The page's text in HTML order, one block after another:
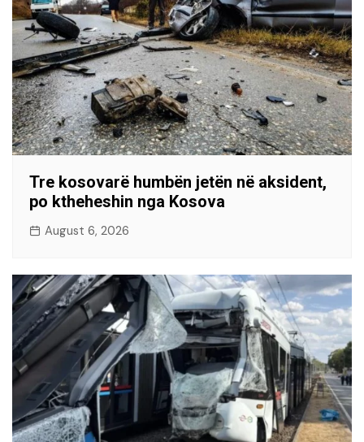
Tre kosovarë humbën jetën në aksident,
po ktheheshin nga Kosova
August 6, 2026